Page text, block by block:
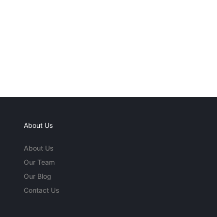
About Us
About Us
Our Team
Our Blog
Contact Us